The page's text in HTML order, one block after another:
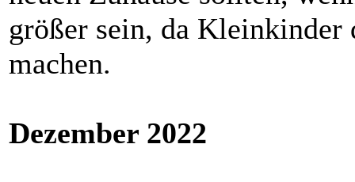
größer sein, da Kleinkinder
machen.
Dezember 2022